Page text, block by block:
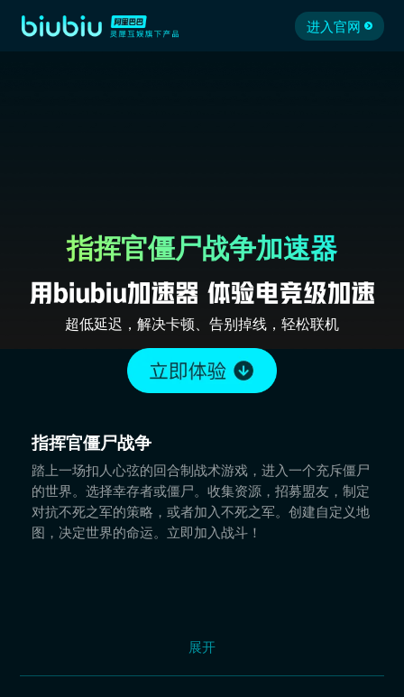
进入官网
指挥官僵尸战争加速器
超低延迟，解决卡顿、告别掉线，轻松联机
指挥官僵尸战争
踏上一场扣人心弦的回合制战术游戏，进入一个充斥僵尸
的世界。选择幸存者或僵尸。收集资源，招募盟友，制定
对抗不死之军的策略，或者加入不死之军。创建自定义地
图，决定世界的命运。立即加入战斗！
展开